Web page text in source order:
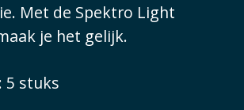
Met de Spektro Light
je het gelijk.
5 stuks